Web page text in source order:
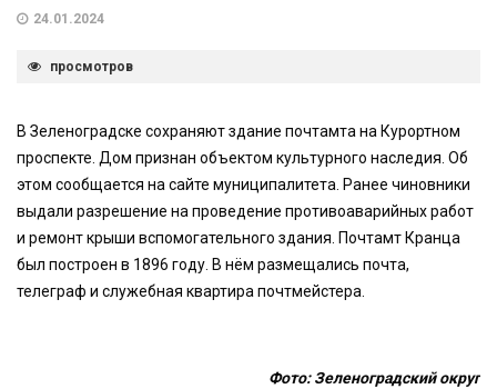
24.01.2024
просмотров
В Зеленоградске сохраняют здание почтамта на Курортном
проспекте. Дом признан объектом культурного наследия. Об
этом сообщается на сайте муниципалитета. Ранее чиновники
выдали разрешение на проведение противоаварийных работ
и ремонт крыши вспомогательного здания. Почтамт Кранца
был построен в 1896 году. В нём размещались почта,
телеграф и служебная квартира почтмейстера.
Фото: Зеленоградский округ